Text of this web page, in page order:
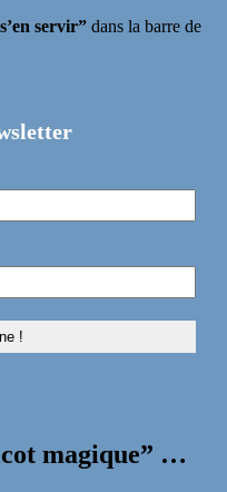
servir” dans la barre de
magique” …